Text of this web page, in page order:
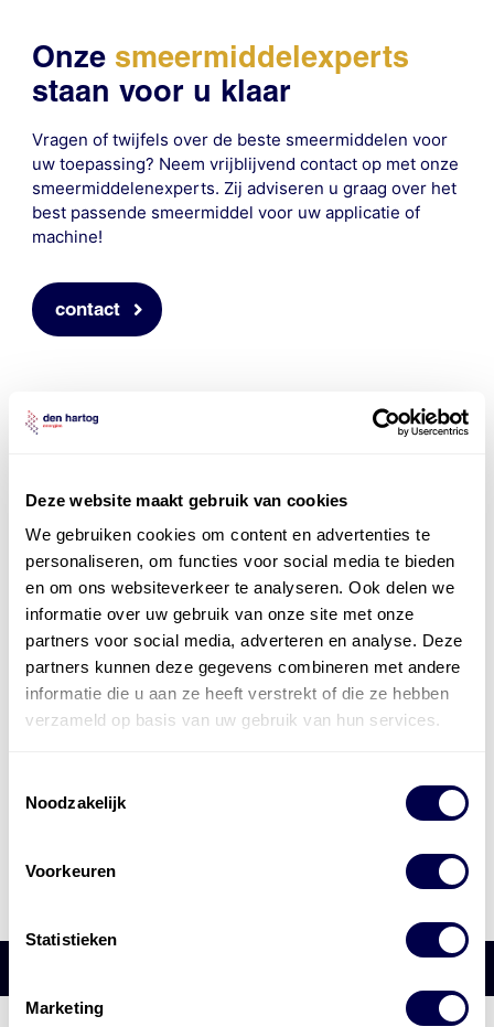
Deze website maakt gebruik van cookies
We gebruiken cookies om content en advertenties te
personaliseren, om functies voor social media te bieden
en om ons websiteverkeer te analyseren. Ook delen we
informatie over uw gebruik van onze site met onze
partners voor social media, adverteren en analyse. Deze
partners kunnen deze gegevens combineren met andere
informatie die u aan ze heeft verstrekt of die ze hebben
verzameld op basis van uw gebruik van hun services.
Noodzakelijk
Voorkeuren
Statistieken
Marketing
Onze smeermiddelexperts
staan voor u klaar
Vragen of twijfels over de beste smeermiddelen voor
uw toepassing? Neem vrijblijvend contact op met onze
smeermiddelenexperts. Zij adviseren u graag over het
best passende smeermiddel voor uw applicatie of
machine!
contact